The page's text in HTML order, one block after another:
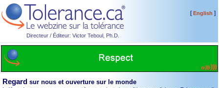
Directeur / Éditeur: Victor Teboul, Ph.D.
[English ]
Regard sur nous et ouverture sur le monde